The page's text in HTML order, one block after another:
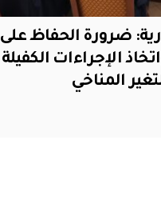
ضرورة الحفاظ على
الإجراءات الكفيلة
المناخي